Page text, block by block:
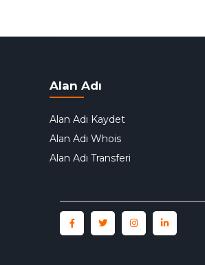
Alan Adı
Alan Adı Kaydet
Alan Adı Whois
Alan Adı Transferi